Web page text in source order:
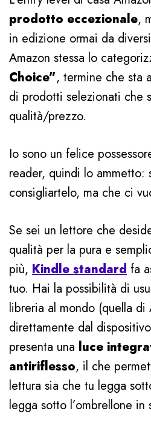
prodotto eccezionale,
in edizione ormai da
Amazon stessa lo
Choice”, termine che sta
di prodotti selezionati che
qualità/prezzo.
Io sono un felice
reader, quindi lo ammetto:
consigliartelo, ma che ci
Se sei un lettore che
qualità per la pura e
più, Kindle standard fa
tuo. Hai la possibilità di
libreria al mondo (quella di
direttamente dal
presenta una luce
antiriflesso, il che
lettura sia che tu legga
legga sotto l’ombrellone in